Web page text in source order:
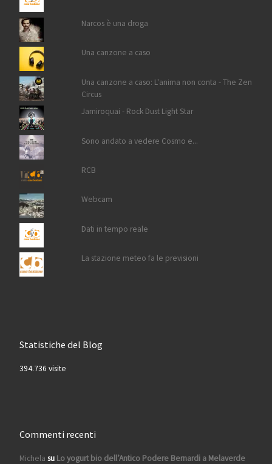
Narcos è una droga
Una canzone a caso
Una canzone a caso: L'anima non conta - The Zen
Circus
Jamiroquai - Rock Dust Light Star
Sono andato a vedere Cosmo e...
RCB
Webcam
Dati in tempo reale
La stazione meteo fa le previsioni
Statistiche del Blog
394.736 visite
Commenti recenti
Michela su Lo yogurt bio dell’Antico Podere Bernardi a Melaverde